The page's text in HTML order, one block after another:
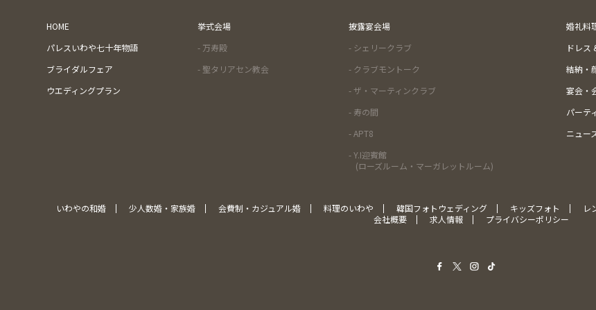
HOME
パレスいわや七十年物語
ブライダルフェア
ウエディングプラン
挙式会場
- 万寿殿
- 聖タリアセン教会
披露宴会場
- シェリークラブ
- クラブモントーク
- ザ・マーティンクラブ
- 寿の間
- APT8
- Y.I迎賓館
(ローズルーム・マーガレットルーム)
婚礼料
ドレス
結納・
宴会・
パーテ
ニュー
いわやの和婚 少人数婚・家族婚 会費制・カジュアル婚 料理のいわや 韓国フォトウェディング キッズフォト レ
会社概要
求人情報 プライバシーポリシー